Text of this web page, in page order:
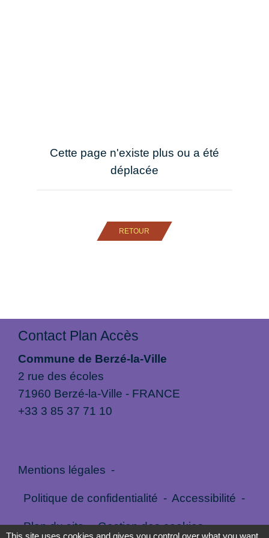
Cette page n'existe plus ou a été
déplacée
RETOUR
Contact Plan Accès
Commune de Berzé-la-Ville
2 rue des écoles
71960 Berzé-la-Ville - FRANCE
+33 3 85 37 71 10
Mentions légales -
Politique de confidentialité - Accessibilité -
Plan du site - Gestion des cookies
This site uses cookies and gives you control over what you want